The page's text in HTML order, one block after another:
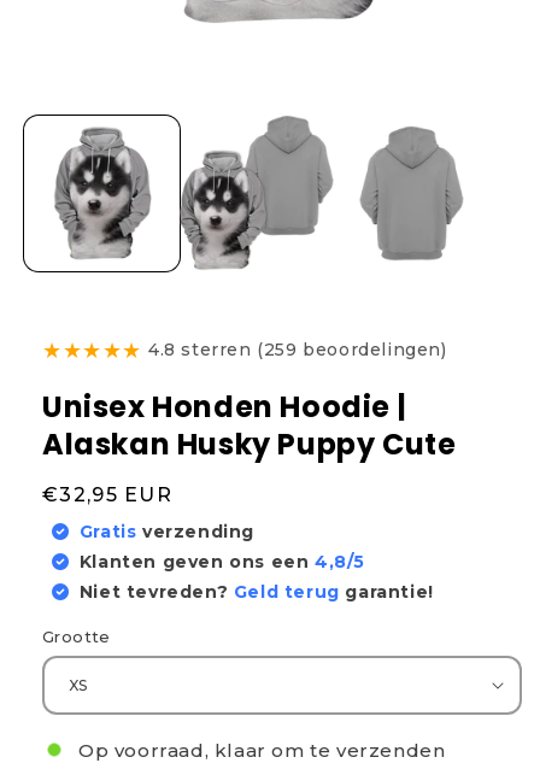
★★★★★ 4.8 sterren (259 beoordelingen)
Unisex Honden Hoodie |
Alaskan Husky Puppy Cute
Normale
prijs
€32,95 EUR
Gratis verzending
Klanten geven ons een 4,8/5
Niet tevreden? Geld terug garantie!
Grootte
Op voorraad, klaar om te verzenden